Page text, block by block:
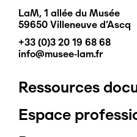
LaM, 1 allée du Musée
59650 Villeneuve d'Ascq
+33 (0)3 20 19 68 68
info@musee-lam.fr
Pied
de
Ressources
Espace